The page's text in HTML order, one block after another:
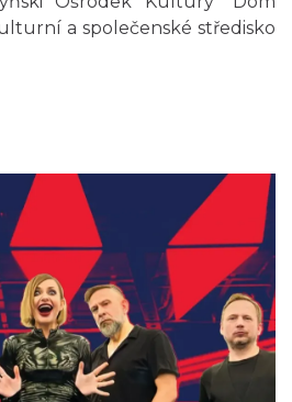
PRZEZ DEKADY
Klubu Kolarskiego
2026-05-27
a společenské středisko